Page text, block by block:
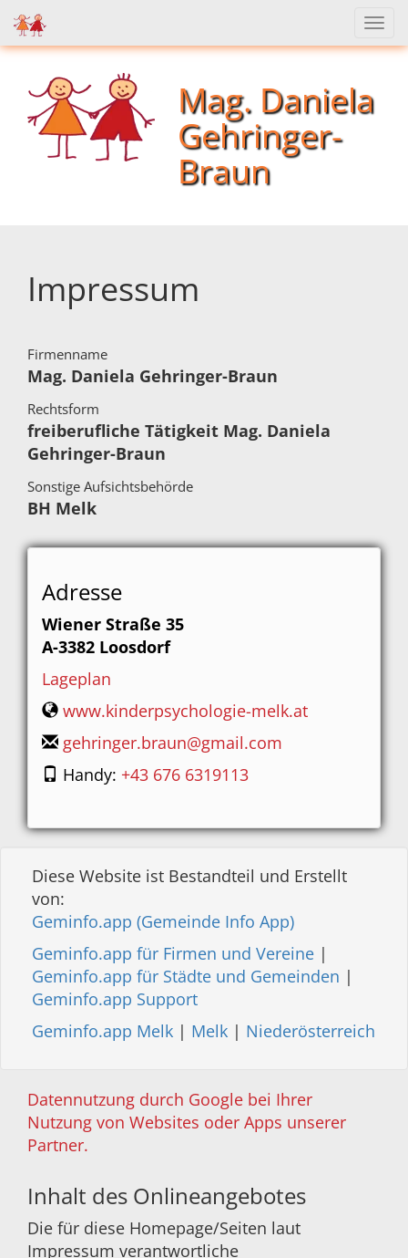
Mag. Daniela
Gehringer-
Braun
Impressum
Firmenname
Mag. Daniela Gehringer-Braun
Rechtsform
freiberufliche Tätigkeit Mag. Daniela
Gehringer-Braun
Sonstige Aufsichtsbehörde
BH Melk
Adresse
Wiener Straße 35
A-3382 Loosdorf
Lageplan
www.kinderpsychologie-melk.at
gehringer.braun@gmail.com
Handy: +43 676 6319113
Diese Website ist Bestandteil und Erstellt
von:
Geminfo.app (Gemeinde Info App)
Geminfo.app für Firmen und Vereine |
Geminfo.app für Städte und Gemeinden |
Geminfo.app Support
Geminfo.app Melk | Melk | Niederösterreich
Datennutzung durch Google bei Ihrer
Nutzung von Websites oder Apps unserer
Partner.
Inhalt des Onlineangebotes
Die für diese Homepage/Seiten laut
Impressum verantwortliche